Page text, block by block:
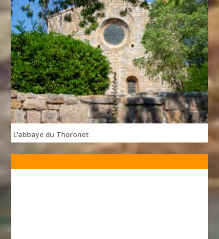
L'abbaye du Thoronet